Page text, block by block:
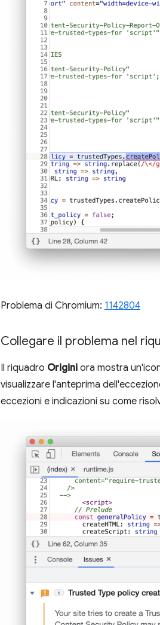
Problema di Chromium: 1142804
Collegare il problema nel
Il riquadro Origini ora mostra
visualizzare l'anteprima
eccezioni e indicazioni su come